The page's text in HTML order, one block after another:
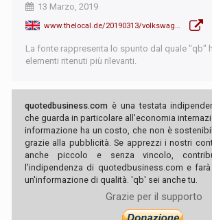
13 Marzo, 2019
www.thelocal.de/20190313/volkswagen-set-to-cut-up-to-7000-jobs-at-vw-brand
La fonte rappresenta lo spunto dal quale "qb"
elementi ritenuti più rilevanti.
quotedbusiness.com è una testata
che guarda in particolare all'economia
informazione ha un costo, che non è
grazie alla pubblicità. Se apprezzi i nostri
anche piccolo e senza vincolo,
l'indipendenza di quotedbusiness.com e
un'informazione di qualità. 'qb' sei anche tu.
Grazie per il supporto